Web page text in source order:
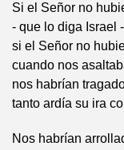
Si el Señor no
- que lo diga Israel
si el Señor no
cuando nos
nos habrían
tanto ardía su ira
Nos habrían